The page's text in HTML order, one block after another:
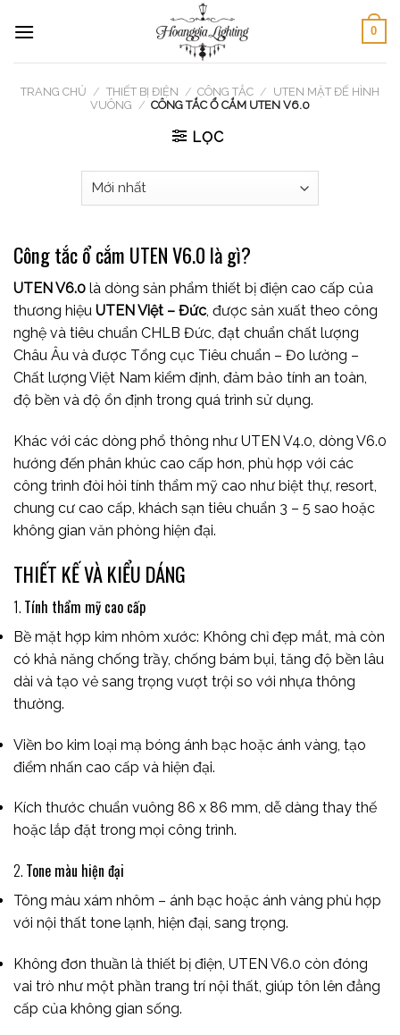
0
TRANG CHỦ / THIẾT BỊ ĐIỆN / CÔNG TẮC / UTEN MẶT ĐẾ HÌNH
VUÔNG / CÔNG TẮC Ổ CẮM UTEN V6.0
LỌC
Công tắc ổ cắm UTEN V6.0 là gì?
UTEN V6.0 là dòng sản phẩm thiết bị điện cao cấp của
thương hiệu UTEN Việt – Đức, được sản xuất theo công
nghệ và tiêu chuẩn CHLB Đức, đạt chuẩn chất lượng
Châu Âu và được Tổng cục Tiêu chuẩn – Đo lường –
Chất lượng Việt Nam kiểm định, đảm bảo tính an toàn,
độ bền và độ ổn định trong quá trình sử dụng.
Khác với các dòng phổ thông như UTEN V4.0, dòng V6.0
hướng đến phân khúc cao cấp hơn, phù hợp với các
công trình đòi hỏi tính thẩm mỹ cao như biệt thự, resort,
chung cư cao cấp, khách sạn tiêu chuẩn 3 – 5 sao hoặc
không gian văn phòng hiện đại.
THIẾT KẾ VÀ KIỂU DÁNG
1. Tính thẩm mỹ cao cấp
Bề mặt hợp kim nhôm xước: Không chỉ đẹp mắt, mà còn
có khả năng chống trầy, chống bám bụi, tăng độ bền lâu
dài và tạo vẻ sang trọng vượt trội so với nhựa thông
thường.
Viền bo kim loại mạ bóng ánh bạc hoặc ánh vàng, tạo
điểm nhấn cao cấp và hiện đại.
Kích thước chuẩn vuông 86 x 86 mm, dễ dàng thay thế
hoặc lắp đặt trong mọi công trình.
2. Tone màu hiện đại
Tông màu xám nhôm – ánh bạc hoặc ánh vàng phù hợp
với nội thất tone lạnh, hiện đại, sang trọng.
Không đơn thuần là thiết bị điện, UTEN V6.0 còn đóng
vai trò như một phần trang trí nội thất, giúp tôn lên đẳng
cấp của không gian sống.